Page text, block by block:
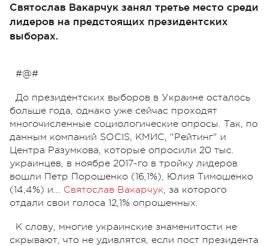
Святослав Вакарчук занял третье место среди
лидеров на предстоящих президентских
выборах.
#@#
До президентских выборов в Украине осталось
больше года, однако уже сейчас проходят
многочисленные социологические опросы. Так, по
данным компаний SOCIS, КМИС, "Рейтинг" и
Центра Разумкова, которые опросили 20 тыс.
украинцев, в ноябре 2017-го в тройку лидеров
вошли Петр Порошенко (16,1%), Юлия Тимошенко
(14,4%) и... Святослав Вакарчук, за которого
отдали свои голоса 12,1% опрошенных.
К слову, многие украинские знаменитости не
скрывают, что не удивлятся, если пост президента